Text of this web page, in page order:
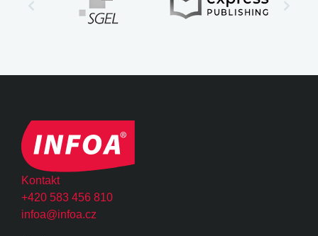
Kontakt
+420 583 456 810
infoa@infoa.cz